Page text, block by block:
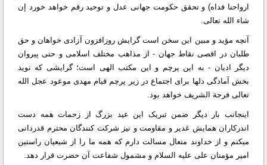
ارواحنا فداه) و تحقق حکومت جهانی عدل و توحید رقم خواهد خورد إن
شاء الله تعالی.
آنچه مؤید و مبین این سخن است گرایش روزافزون آزادی خواهان و حق
طلبان در اقصی نقاط جهان - از مذاهب مختلف اسلامی و حتی پیروان
دیگر ادیان - به این پرچم و این مکتب الهی است؛ گرایشی که نوید
بخش آمادگی دلها برای اجتماع در زیر پرچم قیام مهدی موعود عجل الله
تعالی فرجة الشریف خواهد بود.
اینجانب بار دیگر ضمن تبریک این عید بزرگ از زحمات همه دست
اندرکاران همایش غدیر و مقاومت و نیز شرکت کنندگان محترم قدردانی
میکنم و از خداوند متعال مسالت دارم که همه ما را از شیعیان راستین
امیر مؤمنان علی علیه السلام و مشمول شفاعت آن حضرت قرار دهد.